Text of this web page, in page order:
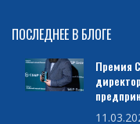
ПОСЛЕДНЕЕ В БЛОГЕ
Премия